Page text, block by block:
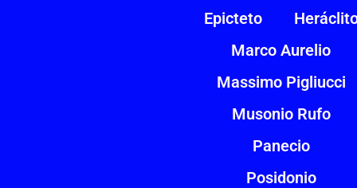
Epicteto
Marco Aurelio
Massimo Pigliucci
Musonio Rufo
Panecio
Posidonio